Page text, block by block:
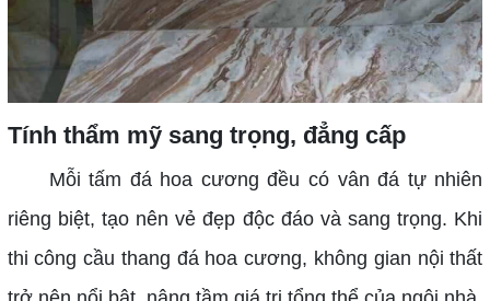
Tính thẩm mỹ sang trọng, đẳng cấp
Mỗi tấm đá hoa cương đều có vân đá tự nhiên
riêng biệt, tạo nên vẻ đẹp độc đáo và sang trọng. Khi
thi công cầu thang đá hoa cương, không gian nội thất